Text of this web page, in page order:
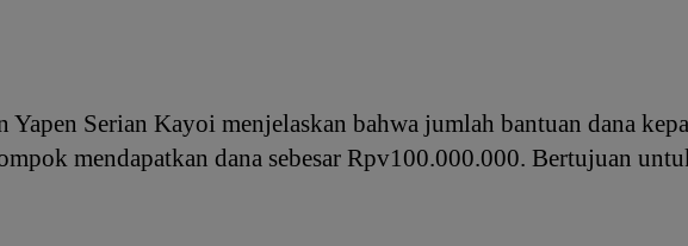
Serian Kayoi menjelaskan bahwa jumlah bantuan dana
mendapatkan dana sebesar Rpv100.000.000. Bertujuan